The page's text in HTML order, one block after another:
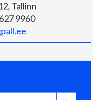
, Tallinn
9960